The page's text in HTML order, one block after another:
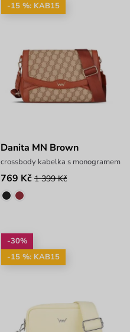
-15 %: KAB15
Danita MN Brown
crossbody kabelka s monogramem
769 Kč 1 399 Kč
-30%
-15 %: KAB15